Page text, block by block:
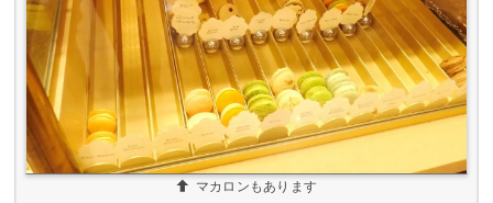
マカロンもあります